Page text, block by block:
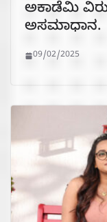
ಅಕಾಡೆಮಿ
ಅಸಮಾಧಾನ.
09/02/2025